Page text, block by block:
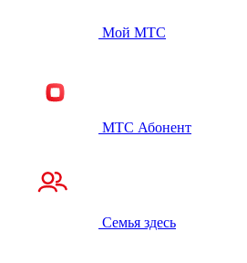
Мой МТС
МТС Абонент
Семья здесь